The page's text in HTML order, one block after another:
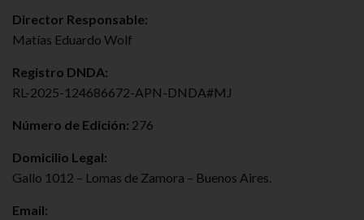
Director Responsable:
Matías Eduardo Wolf
Registro DNDA:
RL-2025-124686672-APN-DNDA#MJ
Número de Edición: 276
Domicilio Legal:
Gallo 1012 – Lomas de Zamora – Buenos Aires.
Email: